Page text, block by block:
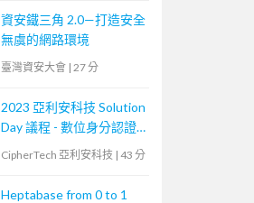
資安鐵三角 2.0—打造安全
無虞的網路環境
臺灣資安大會 | 27 分
2023 亞利安科技 Solution
Day 議程 - 數位身分認證
在資安合規下之發展與應
CipherTech 亞利安科技 | 43 分
Heptabase from 0 to 1